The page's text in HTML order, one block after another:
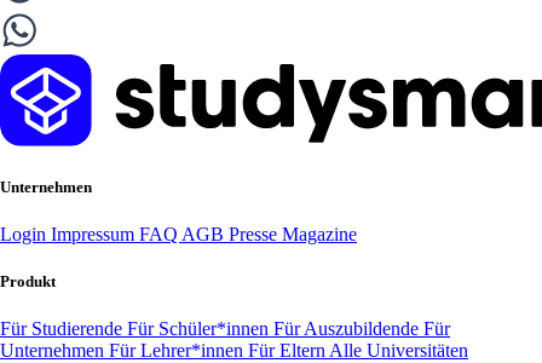
Unternehmen
Login Impressum FAQ AGB Presse Magazine
Produkt
Für Studierende Für Schüler*innen Für Auszubildende Für
Unternehmen Für Lehrer*innen Für Eltern Alle Universitäten